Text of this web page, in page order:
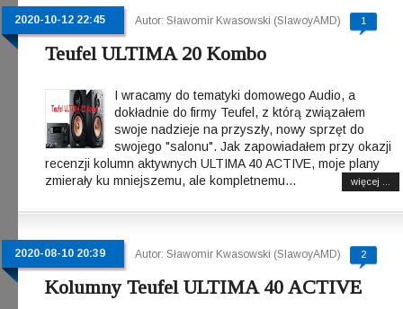
2020-10-12 22:45 Autor: Sławomir Kwasowski (SlawoyAMD) 1
Teufel ULTIMA 20 Kombo
I wracamy do tematyki domowego Audio, a
dokładnie do firmy Teufel, z którą związałem
swoje nadzieje na przyszły, nowy sprzęt do
swojego "salonu". Jak zapowiadałem przy okazji
recenzji kolumn aktywnych ULTIMA 40 ACTIVE, moje plany
zmierały ku mniejszemu, ale kompletnemu...
więcej ...
2020-08-10 20:39 Autor: Sławomir Kwasowski (SlawoyAMD) 2
Kolumny Teufel ULTIMA 40 ACTIVE